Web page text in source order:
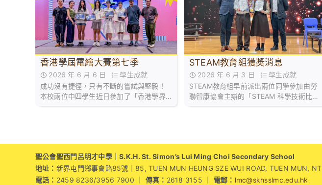
香港學屆電繪大賽第七季
2026 年 6 月 6 日
學生成就
成功沒有捷徑，只有不斷的嘗試與堅毅！
本校兩位中四學生近日參加了「香港學界
STEAM教育組獲奬消息
2026 年 6 月 3 日
學生成就
STEAM教育組早前派出兩位同學參加由勞
聯智康協會主辦的「STEAM 科學技術比賽
聖公會聖西門呂明才中學｜S.K.H. St. Simon’s Lui Ming Choi Secondary School
地址： 新界屯門鄉事會路85號｜85, TUEN MUN HEUNG SZE WUI ROAD, TUEN MUN, NT
電話： 2459 8236/3956 7900 ｜ 傳真： 2618 3155 ｜ 電郵： lmc@skhsslmc.edu.hk